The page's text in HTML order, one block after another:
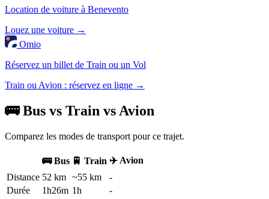
Location de voiture à Benevento
Louez une voiture →
Omio
Réservez un billet de Train ou un Vol
Train ou Avion : réservez en ligne →
🚌 Bus vs Train vs Avion
Comparez les modes de transport pour ce trajet.
🚌 Bus 🚆 Train ✈️ Avion
Distance 52 km ~55 km
-
Durée
1h26m 1h
-